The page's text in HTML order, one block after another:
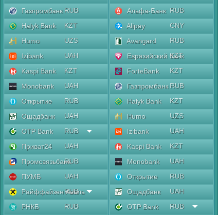
Газпромбанк RUB
Halyk Bank
KZT
Humo
UZS
Izibank
UAH
Kaspi Bank
KZT
Monobank
UAH
Открытие
RUB
Ощадбанк
UAH
OTP Bank
RUB
Приват24
UAH
ПромсвязьбанкRUB
ПУМБ
UAH
Райффайзен Аваль
RUB
РНКБ
RUB
Альфа-Банк RUB
Alipay
CNY
Avangard
RUB
Евразийский банк
KZT
ForteBank
KZT
Газпромбанк RUB
Halyk Bank
KZT
Humo
UZS
Izibank
UAH
Kaspi Bank
KZT
Monobank
UAH
Открытие
RUB
Ощадбанк
UAH
OTP Bank
RUB